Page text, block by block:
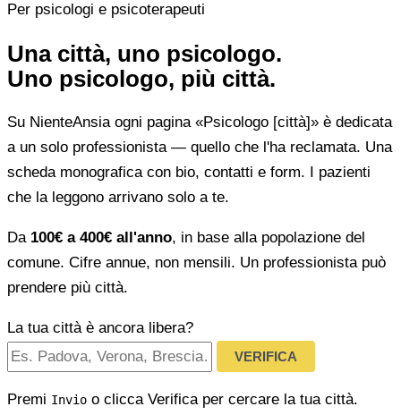
Per psicologi e psicoterapeuti
Una città, uno psicologo.
Uno psicologo, più città.
Su NienteAnsia ogni pagina «Psicologo [città]» è dedicata
a un solo professionista — quello che l'ha reclamata. Una
scheda monografica con bio, contatti e form. I pazienti
che la leggono arrivano solo a te.
Da 100€ a 400€ all'anno, in base alla popolazione del
comune. Cifre annue, non mensili. Un professionista può
prendere più città.
La tua città è ancora libera?
VERIFICA
Premi Invio o clicca Verifica per cercare la tua città.